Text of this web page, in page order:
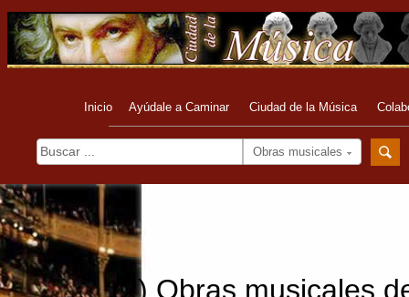
Inicio Ayúdale a Caminar Ciudad de la Música
Obras musicales
(2) Obras musicales